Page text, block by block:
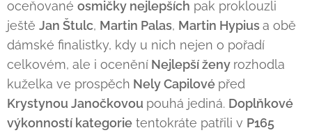
oceňované osmičky nejlepších pak proklouzli
ještě Jan Štulc, Martin Palas, Martin Hypiusa obě
dámské finalistky, kdy u nich nejen o pořadí
celkovém, ale i ocenění Nejlepší ženy rozhodla
kuželka ve prospěch Nely Capilové před
Krystynou Janočkovou pouhá jediná. Doplňkové
výkonností kategorie tentokráte patřili v P165